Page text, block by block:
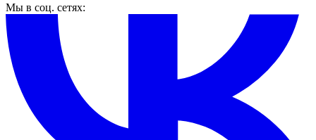
Мы в соц. сетях: